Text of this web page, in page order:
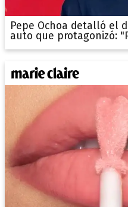
Pepe Ochoa detalló el
auto que protagonizó: